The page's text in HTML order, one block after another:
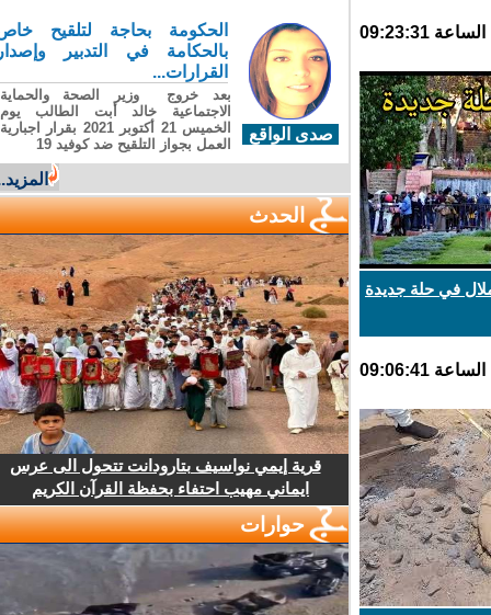
في حلة جديدة
صدى الواقع
الحكومة بحاجة لتلقيح خاص
بالحكامة في التدبير وإصدار
القرارات...
بعد خروج وزير الصحة والحماية
الاجتماعية خالد أبت الطالب يوم
الخميس 21 أكتوبر 2021 بقرار اجبارية
العمل بجواز التلقيح ضد كوفيد 19
المزيد...
الحدث
قرية إيمي نواسيف بتارودانت تتحول الى عرس
ايماني مهيب احتفاء بحفظة القرآن الكريم
حوارات